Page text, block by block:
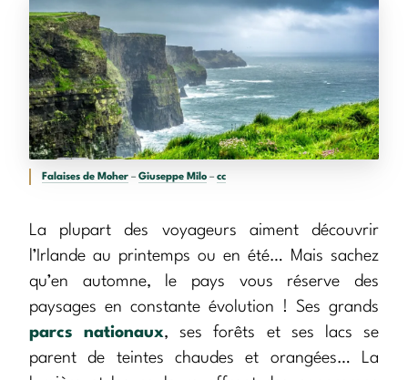
Falaises de Moher – Giuseppe Milo – cc
La plupart des voyageurs aiment découvrir
l’Irlande au printemps ou en été… Mais sachez
qu’en automne, le pays vous réserve des
paysages en constante évolution ! Ses grands
parcs nationaux, ses forêts et ses lacs se
parent de teintes chaudes et orangées… La